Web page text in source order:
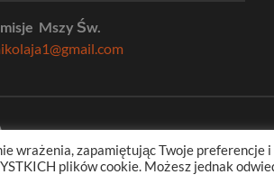
Mszy Św.
wrażenia, zapamiętując Twoje preferencje i
plików cookie. Możesz jednak